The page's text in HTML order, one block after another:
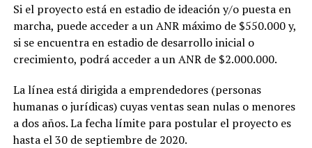
Si el proyecto está en estadio de ideación y/o puesta en
marcha, puede acceder a un ANR máximo de $550.000 y,
si se encuentra en estadio de desarrollo inicial o
crecimiento, podrá acceder a un ANR de $2.000.000.
La línea está dirigida a emprendedores (personas
humanas o jurídicas) cuyas ventas sean nulas o menores
a dos años. La fecha límite para postular el proyecto es
hasta el 30 de septiembre de 2020.